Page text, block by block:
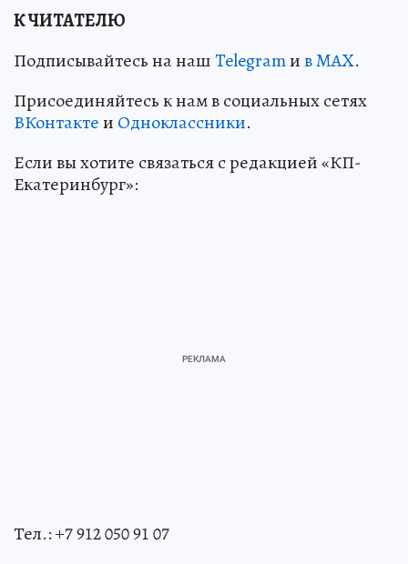
К ЧИТАТЕЛЮ
Подписывайтесь на нашTelegramив MAX.
Присоединяйтесь к нам в социальных сетях
ВКонтактеи Одноклассники.
Если вы хотите связаться с редакцией «КП-
Екатеринбург»:
Тел.: +7 912 050 91 07